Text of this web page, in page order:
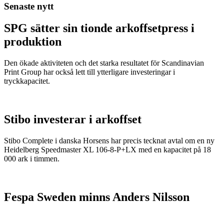
Senaste nytt
SPG sätter sin tionde arkoffsetpress i
produktion
Den ökade aktiviteten och det starka resultatet för Scandinavian
Print Group har också lett till ytterligare investeringar i
tryckkapacitet.
Stibo investerar i arkoffset
Stibo Complete i danska Horsens har precis tecknat avtal om en ny
Heidelberg Speedmaster XL 106-8-P+LX med en kapacitet på 18
000 ark i timmen.
Fespa Sweden minns Anders Nilsson